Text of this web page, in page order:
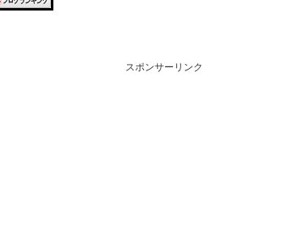
スポンサーリンク